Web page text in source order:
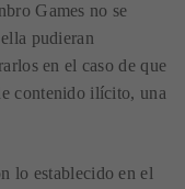
Games no se
pudieran
en el caso de que
contenido ilícito, una
lo establecido en el